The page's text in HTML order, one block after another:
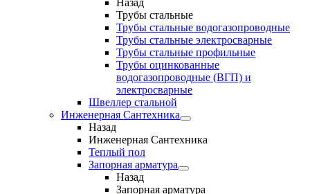
Назад
Трубы стальные
Трубы стальные водогазопроводные
Трубы стальные электросварные
Трубы стальные профильные
Трубы оцинкованные
водогазопроводные (ВГП) и
электросварные
Швеллер стальной
Инженерная Сантехника
Назад
Инженерная Сантехника
Теплый пол
Запорная арматура
Назад
Запорная арматура